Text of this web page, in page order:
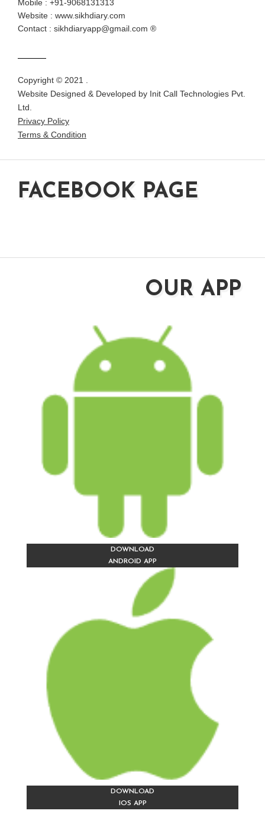
Mobile : +91-9068131313
Website : www.sikhdiary.com
Contact : sikhdiaryapp@gmail.com ®
Copyright © 2021 .
Website Designed & Developed by Init Call Technologies Pvt.
Ltd.
Privacy Policy
Terms & Condition
FACEBOOK PAGE
OUR APP
DOWNLOAD
ANDROID APP
DOWNLOAD
IOS APP